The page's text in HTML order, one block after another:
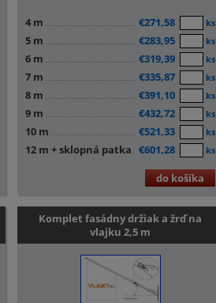
4 m €271,58 ks
5 m €283,95 ks
6 m €319,39 ks
7 m €335,87 ks
8 m €391,10 ks
9 m €432,72 ks
10 m €521,33 ks
12 m + sklopná patka €601,28 ks
do košíka
Komplet fasádny držiak a žrď na
vlajku 2,5 m